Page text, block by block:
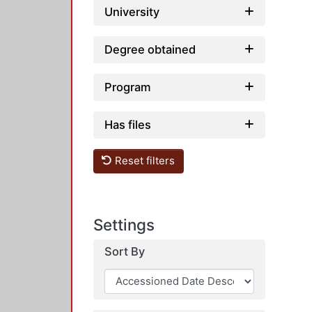
University
Degree obtained
Program
Has files
Reset filters
Settings
Sort By